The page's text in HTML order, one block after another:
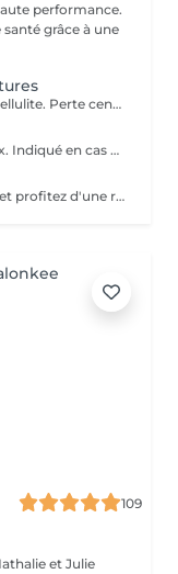
performance.
grâce à une
-Traitement des zones adipeuses et de la cellulite. Perte centimétrique. -Amélioration de la texture de la peau et des capitons. Peau lissée. -Tonifier et redensifier le relâchement cutané. -Traitement intensif sur zones avec vergetures. Pour des résultats durables, il est recommandé de réaliser 4 à 6 traitements avec une cure d'attaque. Les rendez-vous sont à espacer de 7 à 10 jours. Contre-indication: grossesse et allaitement
Stimule la repousse et la force des cheveux. Indiqué en cas de diminution de la densité capillaire, de cheveux secs et cassants, de pellicules, d'irritation du cuir chevelu ou de greffe de cheveux. Avec pénétration d'acide hyaluronique et vitamines.
Installez-vous paisiblement dans le dôme et profitez d'une relaxation intense tout en tirant parti des nombreux bienfaits de l'infrathérapie, pour votre corps et votre esprit. DETOX-REGENERATION-IMMUNITÉ-MAINTIENT DU POIDS DE FORME-GESTION DU STRESS-ENERGIE-RECUPERATION
109
et Julie